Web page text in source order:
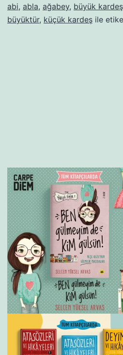
abi, abla, ağabey, büyük kardeş
büyüktür, küçük kardeş ile